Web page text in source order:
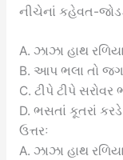
નીચેનાં કહેવત-
A. ઝાઝા હાથ
B. આપ ભલા તો જગ
C. ટીપે ટીપે
D. ભસતાં કૂતરાં
ઉત્તરઃ
A. ઝાઝા હાથ